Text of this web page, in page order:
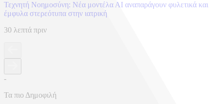
Τεχνητή Νοημοσύνη: Νέα μοντέλα ΑΙ αναπαράγουν φυλετικά και
έμφυλα στερεότυπα στην ιατρική
30 λεπτά πριν
-
Τα πιο Δημοφιλή